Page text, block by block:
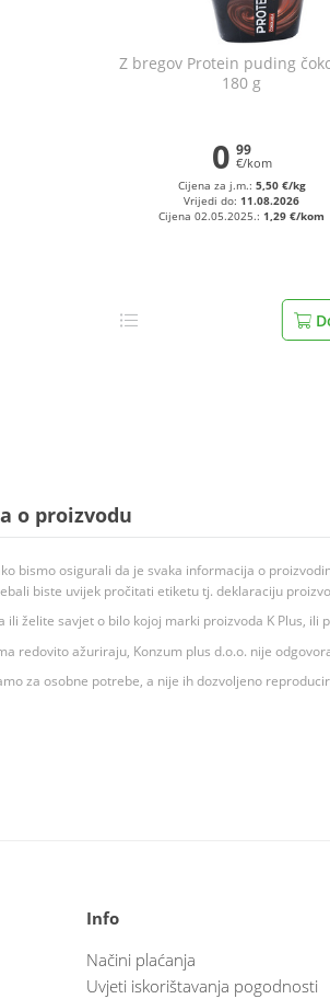
Z bregov Protein puding
180 g
0 99
€/kom
Cijena za j.m.: 5,50 €/kg
Vrijedi do:11.08.2026
Cijena 02.05.2025.:1,29 €/kom
o proizvodu
bismo osigurali da je svaka informacija o
biste uvijek pročitati etiketu tj. deklaraciju
ili želite savjet o bilo kojoj marki proizvoda K Plus,
redovito ažuriraju, Konzum plus d.o.o. nije
za osobne potrebe, a nije ih dozvoljeno
Info
Načini plaćanja
Uvjeti iskorištavanja pogodnosti